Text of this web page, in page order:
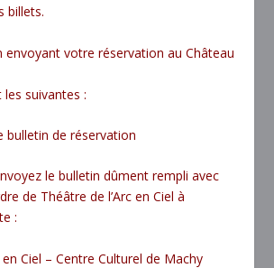
billets.
envoyant votre réservation au Château
suivantes :
bulletin de réservation
le bulletin dûment rempli avec
de Théâtre de l’Arc en Ciel à
:
en Ciel – Centre Culturel de Machy